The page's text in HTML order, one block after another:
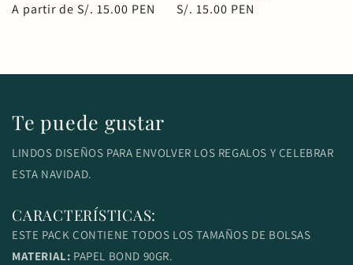
Precio
A partir de S/. 15.00 PEN
Precio
S/. 15.00 PEN
Te puede gustar
LINDOS DISEÑOS PARA ENVOLVER LOS REGALOS Y CELEBRAR
ESTA NAVIDAD.
CARACTERÍSTICAS:
ESTE PACK CONTIENE TODOS LOS TAMAÑOS DE BOLSAS
MATERIAL: PAPEL BOND 90GR.